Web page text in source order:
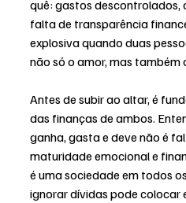
quê: gastos descontrolados,
falta de transparência
explosiva quando duas
não só o amor, mas também
Antes de subir ao altar, é
das finanças de ambos.
ganha, gasta e deve não é
maturidade emocional e
é uma sociedade em todos
ignorar dívidas pode colocar